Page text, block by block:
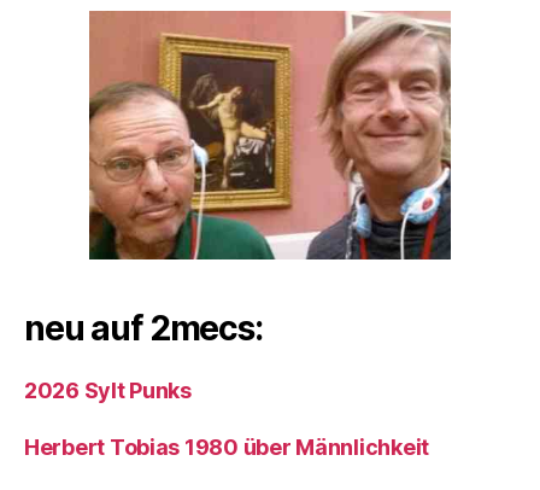
neu auf 2mecs:
2026 Sylt Punks
Herbert Tobias 1980 über Männlichkeit